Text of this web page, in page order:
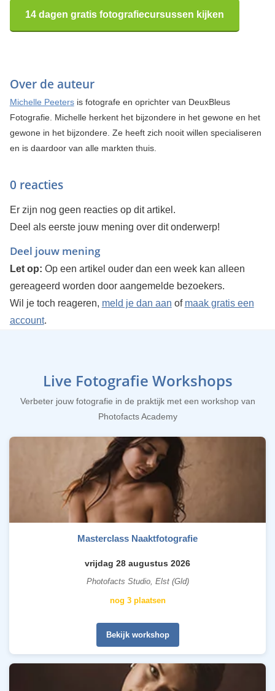
14 dagen gratis fotografiecursussen kijken
Over de auteur
Michelle Peetersis fotografe en oprichter van DeuxBleus
Fotografie. Michelle herkent het bijzondere in het gewone en het
gewone in het bijzondere. Ze heeft zich nooit willen specialiseren
en is daardoor van alle markten thuis.
0 reacties
Er zijn nog geen reacties op dit artikel.
Deel als eerste jouw mening over dit onderwerp!
Deel jouw mening
Let op: Op een artikel ouder dan een week kan alleen
gereageerd worden door aangemelde bezoekers.
Wil je toch reageren, meld je dan aan of maak gratis een
account.
Live Fotografie Workshops
Verbeter jouw fotografie in de praktijk met een workshop van
Photofacts Academy
Masterclass Naaktfotografie
vrijdag 28 augustus 2026
Photofacts Studio, Elst (Gld)
nog 3 plaatsen
Bekijk workshop